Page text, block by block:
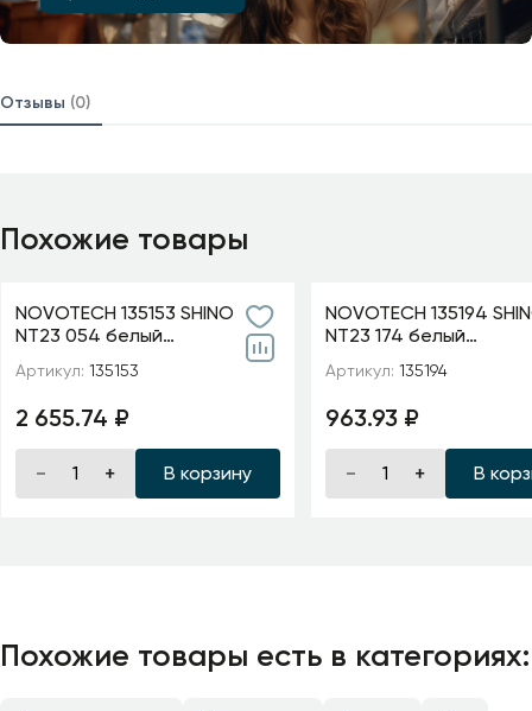
Отзывы (0)
Похожие товары
NOVOTECH 135153 SHINO
NT23 054 белый
Низковольтный шинопровод
1м IP20 48V FLUM
Артикул: 135153
2 655.74 ₽
В корзину
NOVOTECH 135194
NT23 174 белый
шинопровод 1м,
Артикул: 135194
963.93 ₽
В
Похожие товары есть в категориях: